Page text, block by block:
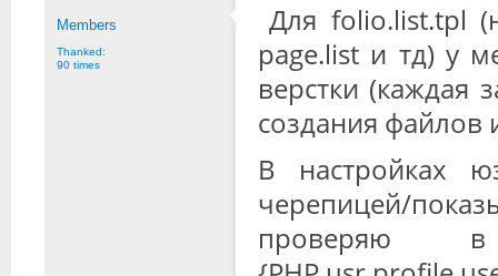
Members
Thanked:
90 times
Для folio.list.tpl
page.list и тд) у
верстки (каждая
создания файлов
В настройках
черепицей/